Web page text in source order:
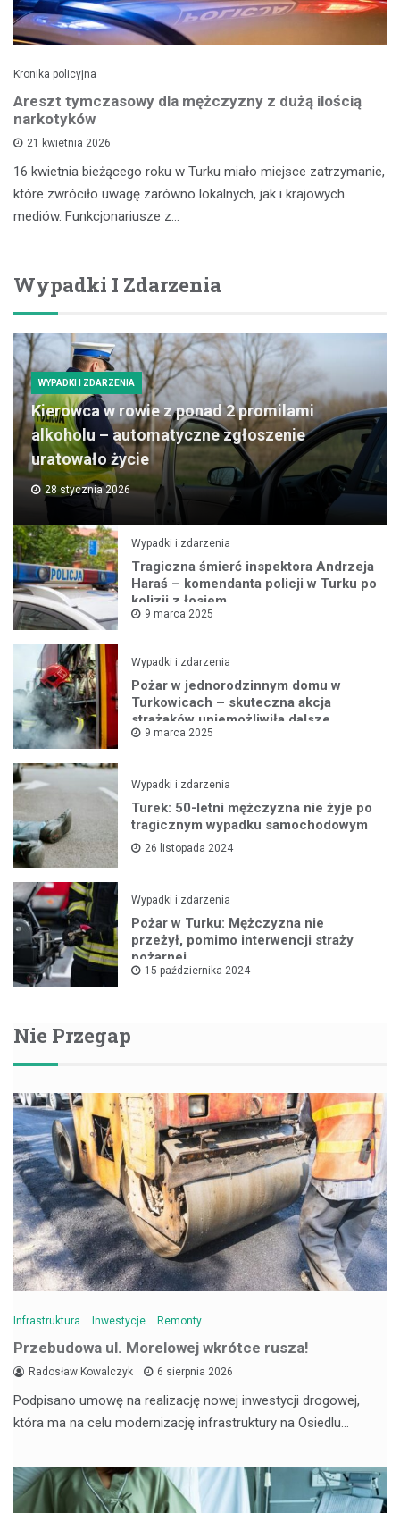
Kronika policyjna
Areszt tymczasowy dla mężczyzny z dużą ilością
narkotyków
21 kwietnia 2026
16 kwietnia bieżącego roku w Turku miało miejsce zatrzymanie,
które zwróciło uwagę zarówno lokalnych, jak i krajowych
mediów. Funkcjonariusze z…
Wypadki I Zdarzenia
WYPADKI I ZDARZENIA
Kierowca w rowie z ponad 2 promilami
alkoholu – automatyczne zgłoszenie
uratowało życie
28 stycznia 2026
Wypadki i zdarzenia
Tragiczna śmierć inspektora Andrzeja
Haraś – komendanta policji w Turku po
kolizji z łosiem
9 marca 2025
Wypadki i zdarzenia
Pożar w jednorodzinnym domu w
Turkowicach – skuteczna akcja
strażaków uniemożliwiła dalsze
rozprzestrzenianie się ognia
9 marca 2025
Wypadki i zdarzenia
Turek: 50-letni mężczyzna nie żyje po
tragicznym wypadku samochodowym
26 listopada 2024
Wypadki i zdarzenia
Pożar w Turku: Mężczyzna nie
przeżył, pomimo interwencji straży
pożarnej
15 października 2024
Nie Przegap
Infrastruktura Inwestycje Remonty
Przebudowa ul. Morelowej wkrótce rusza!
Radosław Kowalczyk 6 sierpnia 2026
Podpisano umowę na realizację nowej inwestycji drogowej,
która ma na celu modernizację infrastruktury na Osiedlu…